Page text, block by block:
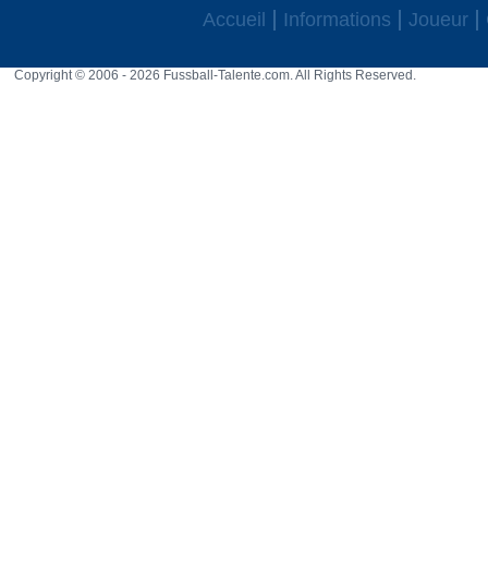
Accueil Informations Joueur
Copyright © 2006 - 2026 Fussball-Talente.com. All Rights Reserved.